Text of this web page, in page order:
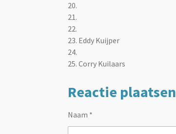
20.
21.
22.
23. Eddy Kuijper
24.
25. Corry Kuilaars
Reactie plaatsen
Naam *